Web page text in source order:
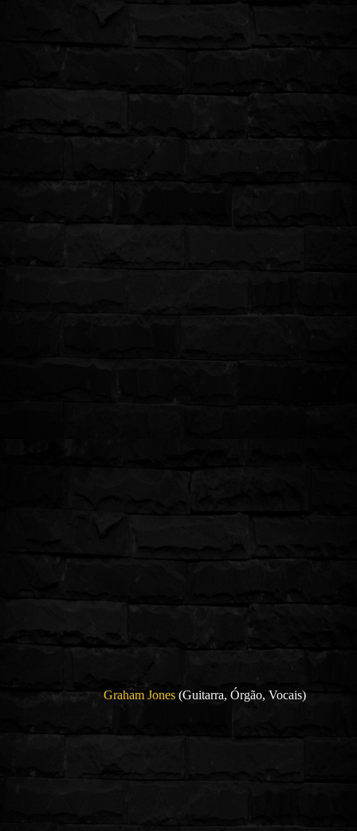
Graham Jones (Guitarra, Órgão, Vocais)